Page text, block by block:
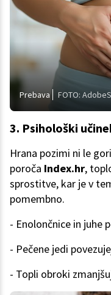
Prebava FOTO:
3. Psihološki
Hrana pozimi ni le
poroča Index.hr,
sprostitve, kar je v
pomembno.
- Enolončnice in juhe
- Pečene jedi
- Topli obroki